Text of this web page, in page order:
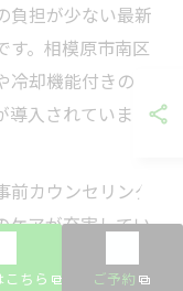
負担が少ない最新
す。相模原市南区
却機能付きのIPL
導入されていま
カウンセリング
ケアが充実してい
こうしたサロン
こちら ご予約